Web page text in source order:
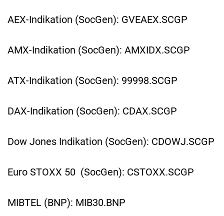
AEX-Indikation (SocGen): GVEAEX.SCGP
AMX-Indikation (SocGen): AMXIDX.SCGP
ATX-Indikation (SocGen): 99998.SCGP
DAX-Indikation (SocGen): CDAX.SCGP
Dow Jones Indikation (SocGen): CDOWJ.SCGP
Euro STOXX 50 (SocGen): CSTOXX.SCGP
MIBTEL (BNP): MIB30.BNP